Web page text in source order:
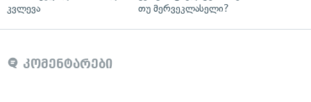
კვლევა
თუ მერვეკლასელი?
კომენტარები